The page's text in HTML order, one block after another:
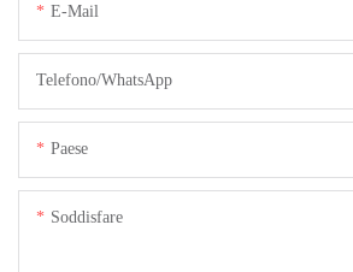
E-Mail
Telefono/WhatsApp
Paese
Soddisfare